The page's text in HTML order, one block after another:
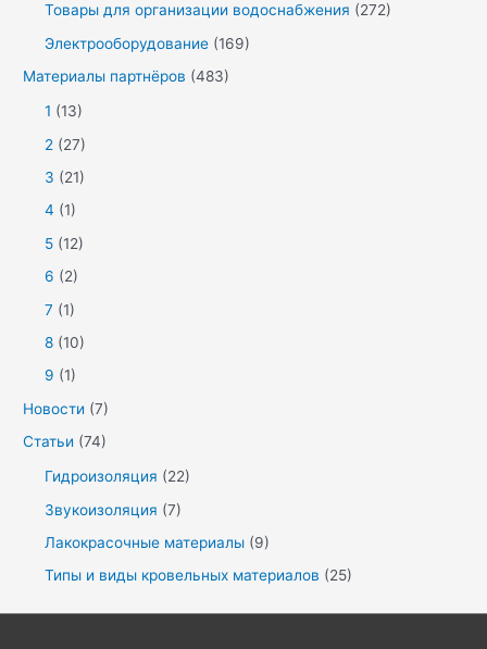
Товары для организации водоснабжения (272)
Электрооборудование (169)
Материалы партнёров (483)
1 (13)
2 (27)
3 (21)
4 (1)
5 (12)
6 (2)
7 (1)
8 (10)
9 (1)
Новости (7)
Статьи (74)
Гидроизоляция (22)
Звукоизоляция (7)
Лакокрасочные материалы (9)
Типы и виды кровельных материалов (25)